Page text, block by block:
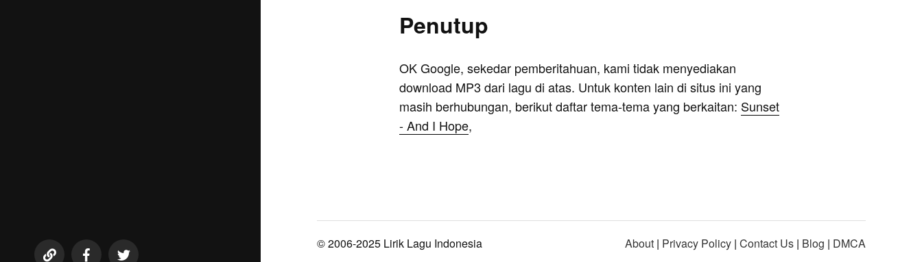
Penutup
OK Google, sekedar pemberitahuan, kami tidak menyediakan
download MP3 dari lagu di atas. Untuk konten lain di situs ini yang
masih berhubungan, berikut daftar tema-tema yang berkaitan: Sunset
- And I Hope,
© 2006-2025 Lirik Lagu Indonesia About | Privacy Policy | Contact Us | Blog | DMCA